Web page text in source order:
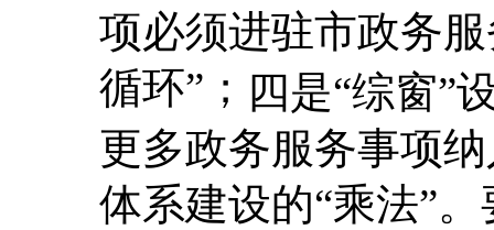
项必须进驻市政务
循环”； 四是“综窗”
更多政务服务事项
体系建设的“乘法”